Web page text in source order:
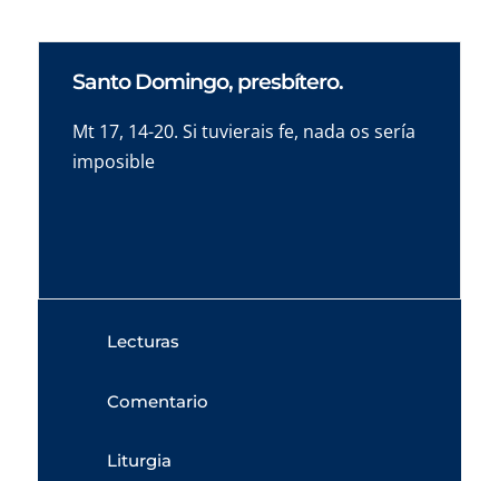
Santo Domingo, presbítero.
Mt 17, 14-20. Si tuvierais fe, nada os sería
imposible
Lecturas
Comentario
Liturgia